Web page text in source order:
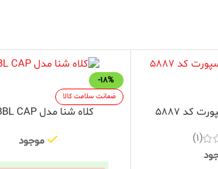
کد 5887
(1)
-18%
ضمانت سلامت کالا
کلاه شنا مدل BUBBL CAP
موجود